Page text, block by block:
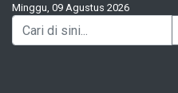
Minggu, 09 Agustus 2026